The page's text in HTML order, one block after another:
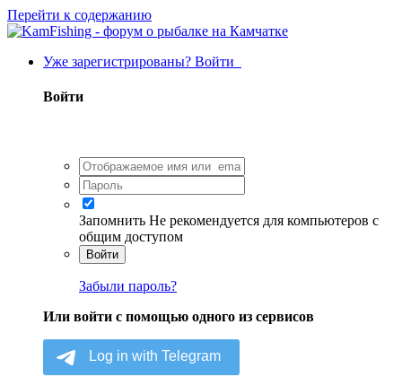
Перейти к содержанию
Уже зарегистрированы? Войти
Войти
Запомнить Не рекомендуется для компьютеров с
общим доступом
Войти
Забыли пароль?
Или войти с помощью одного из сервисов